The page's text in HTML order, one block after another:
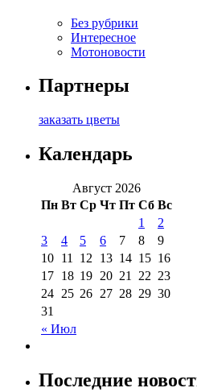
Без рубрики
Интересное
Мотоновости
Партнеры
заказать цветы
Календарь
Август 2026
Пн Вт Ср Чт Пт Сб Вс
« Июл
1
2
3
4 5 6 7 8
9
10 11 12 13 14 15 16
17 18 19 20 21 22 23
24 25 26 27 28 29 30
31
Последние